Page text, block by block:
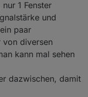
1 Fenster
und
paar
von diversen
kann mal sehen
dazwischen, damit